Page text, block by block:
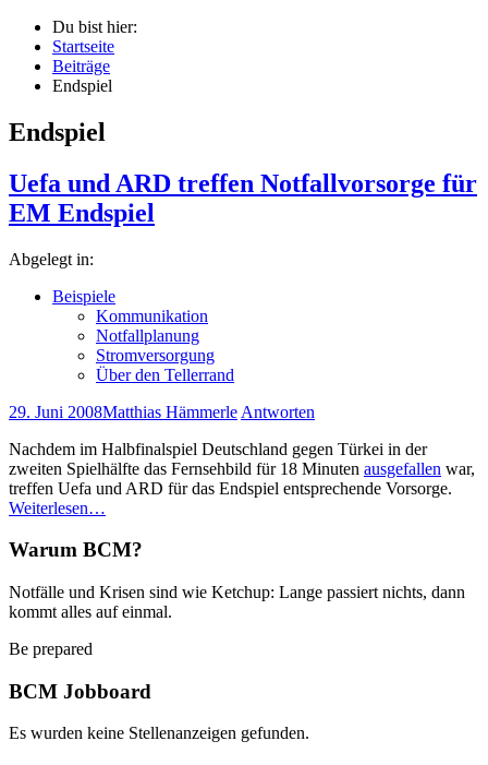
Du bist hier:
Startseite
Beiträge
Endspiel
Endspiel
Uefa und ARD treffen Notfallvorsorge für
EM Endspiel
Abgelegt in:
Beispiele
Kommunikation
Notfallplanung
Stromversorgung
Über den Tellerrand
29. Juni 2008Matthias Hämmerle Antworten
Nachdem im Halbfinalspiel Deutschland gegen Türkei in der
zweiten Spielhälfte das Fernsehbild für 18 Minuten ausgefallen war,
treffen Uefa und ARD für das Endspiel entsprechende Vorsorge.
Weiterlesen…
Warum BCM?
Notfälle und Krisen sind wie Ketchup: Lange passiert nichts, dann
kommt alles auf einmal.
Be prepared
BCM Jobboard
Es wurden keine Stellenanzeigen gefunden.